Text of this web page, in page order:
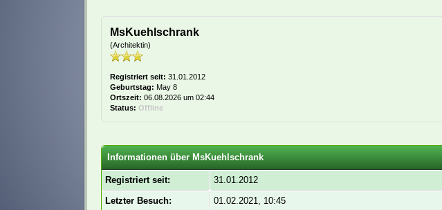
MsKuehlschrank
(Architektin)
Registriert seit: 31.01.2012
Geburtstag: May 8
Ortszeit: 06.08.2026 um 02:44
Status: Offline
Informationen über MsKuehlschrank
Registriert seit:
31.01.2012
Letzter Besuch:
01.02.2021, 10:45